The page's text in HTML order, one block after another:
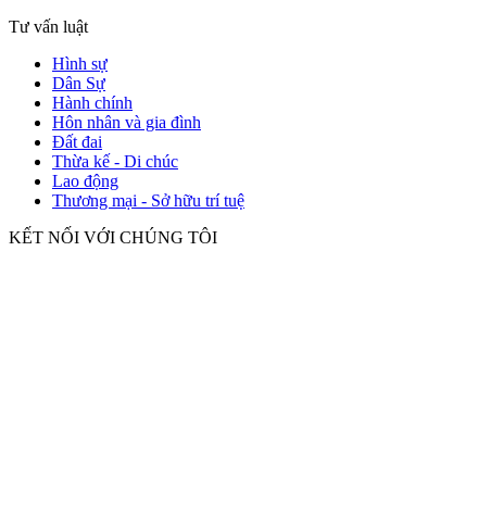
Tư vấn luật
Hình sự
Dân Sự
Hành chính
Hôn nhân và gia đình
Đất đai
Thừa kế - Di chúc
Lao động
Thương mại - Sở hữu trí tuệ
KẾT NỐI VỚI CHÚNG TÔI